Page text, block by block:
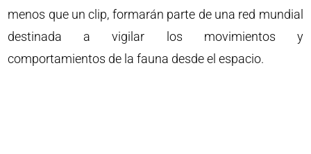
menos que un clip, formarán parte de una red mundial
destinada a vigilar los movimientos y
comportamientos de la fauna desde el espacio.